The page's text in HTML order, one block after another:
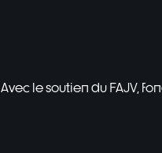
Avec le soutien du FAJV,